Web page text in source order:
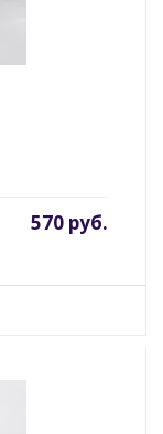
570 руб.